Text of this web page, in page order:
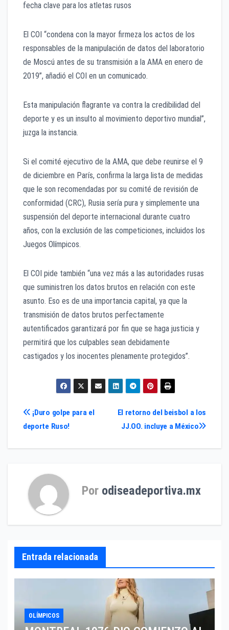
fecha clave para los atletas rusos
El COI “condena con la mayor firmeza los actos de los
responsables de la manipulación de datos del laboratorio
de Moscú antes de su transmisión a la AMA en enero de
2019”, añadió el COI en un comunicado.
Esta manipulación flagrante va contra la credibilidad del
deporte y es un insulto al movimiento deportivo mundial”,
juzga la instancia.
Si el comité ejecutivo de la AMA, que debe reunirse el 9
de diciembre en París, confirma la larga lista de medidas
que le son recomendadas por su comité de revisión de
conformidad (CRC), Rusia sería pura y simplemente una
suspensión del deporte internacional durante cuatro
años, con la exclusión de las competiciones, incluidos los
Juegos Olímpicos.
El COI pide también “una vez más a las autoridades rusas
que suministren los datos brutos en relación con este
asunto. Eso es de una importancia capital, ya que la
transmisión de datos brutos perfectamente
autentificados garantizará por fin que se haga justicia y
permitirá que los culpables sean debidamente
castigados y los inocentes plenamente protegidos”.
Navegación
de
El retorno del beisbol a los
JJ.OO. incluye a México
¡Duro golpe para el
deporte Ruso!
Por odiseadeportiva.mx
Entrada relacionada
OLÍMPICOS